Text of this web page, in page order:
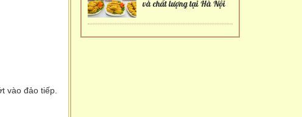
vào đảo tiếp.
và chất lượng tại Hà Nội